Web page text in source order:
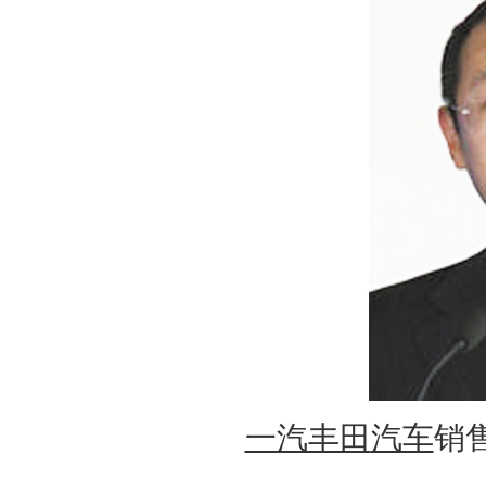
一汽丰田汽车销